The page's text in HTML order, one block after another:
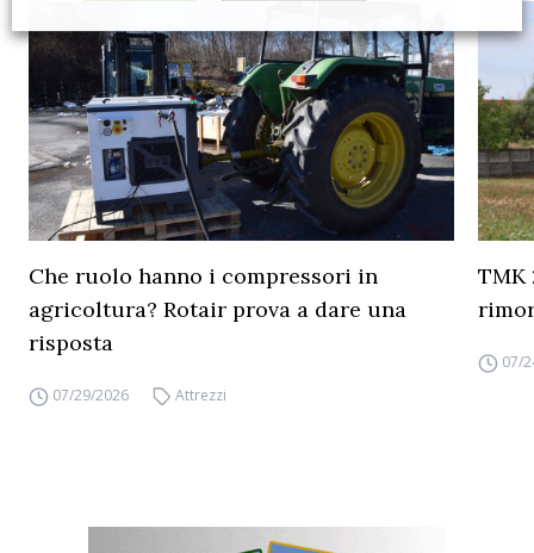
Che ruolo hanno i compressori in
agricoltura? Rotair prova a dare una
risposta
07/29/2026 Attrezzi
TMK
07/